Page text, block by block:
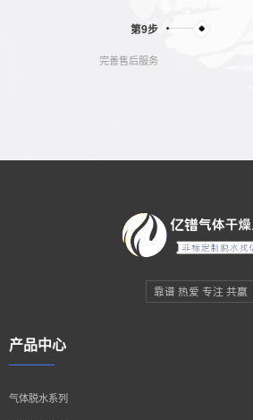
第9步
完善售后服务
靠谱 热爱 专注 共赢
产品中心
气体脱水系列